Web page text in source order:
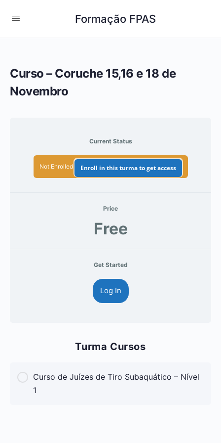
Formação FPAS
Curso – Coruche 15,16 e 18 de
Novembro
Current Status
Not Enrolled Enroll in this turma to get access
Price
Free
Get Started
Log In
Turma Cursos
Curso de Juízes de Tiro Subaquático – Nível
1